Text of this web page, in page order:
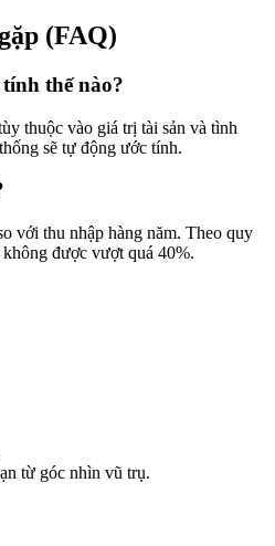
(FAQ)
thế nào?
thuộc vào giá trị tài sản và tình
sẽ tự động ước tính.
với thu nhập hàng năm. Theo quy
được vượt quá 40%.
từ góc nhìn vũ trụ.